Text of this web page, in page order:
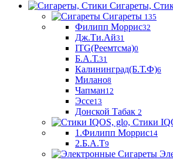
Сигареты,
Сигареты 135
Филипп Моррис32
Дж.Ти.Ай31
ITG(Реемтсма)0
Б.А.Т.31
Калининград(Б.Т.Ф)6
Милано8
Чапман12
Эссе13
Донской Табак 2
Стики
1.Филипп Моррис14
2.Б.А.Т9